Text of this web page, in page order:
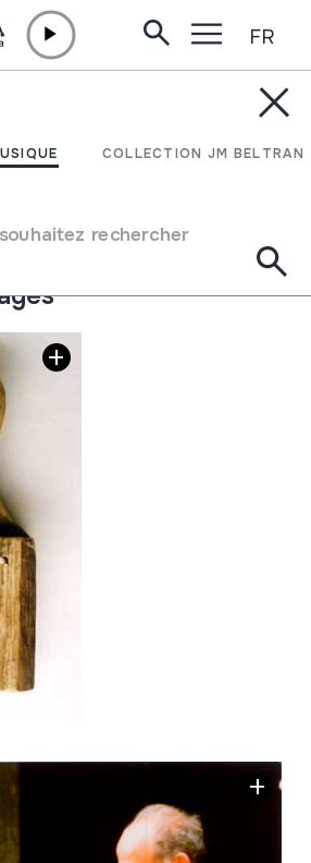
COLLECTION JM BELTRAN
rechercher
FR
de musique